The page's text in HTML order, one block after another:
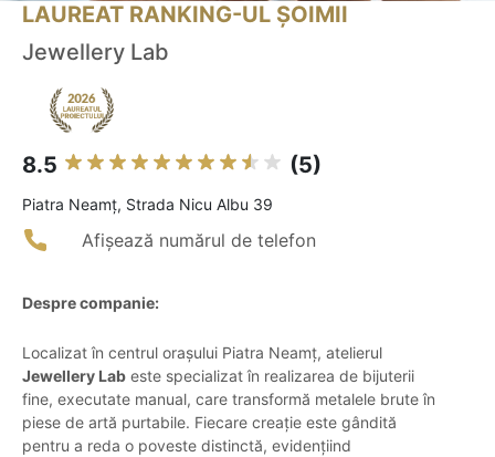
LAUREAT RANKING-UL ȘOIMII
Jewellery Lab
8.5 (5)
Piatra Neamţ, Strada Nicu Albu 39
Afișează numărul de telefon
Despre companie:
Localizat în centrul orașului Piatra Neamț, atelierul
Jewellery Lab este specializat în realizarea de bijuterii
fine, executate manual, care transformă metalele brute în
piese de artă purtabile. Fiecare creație este gândită
pentru a reda o poveste distinctă, evidențiind